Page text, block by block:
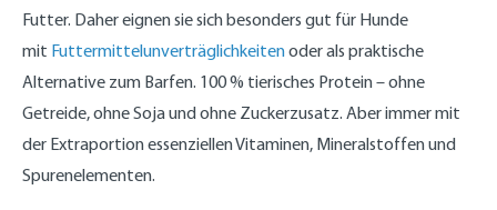
Futter. Daher eignen sie sich besonders gut für Hunde
mit Futtermittelunverträglichkeitenoder als praktische
Alternative zum Barfen. 100 % tierisches Protein – ohne
Getreide, ohne Soja und ohne Zuckerzusatz. Aber immer mit
der Extraportion essenziellen Vitaminen, Mineralstoffen und
Spurenelementen.